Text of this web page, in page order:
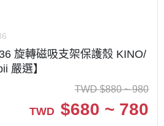
旋轉磁吸支架保護殼 KINO/
嚴選】
TWD $880 ~ 980
TWD $680 ~ 780